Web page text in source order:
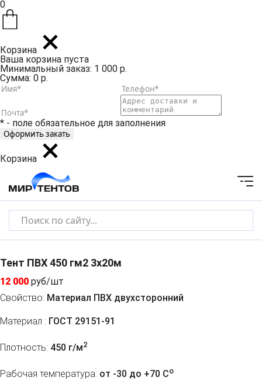
0
Корзина
Ваша корзина пуста
Минимальный заказ: 1 000 р.
Сумма: 0 р.
* - поле обязательное для заполнения
Корзина
Тент ПВХ 450 гм2 3x20м
12 000 руб/шт
Свойство: Материал ПВХ двухсторонний
Материал : ГОСТ 29151-91
Плотность: 450 г/м2
Рабочая температура: от -30 до +70 Co